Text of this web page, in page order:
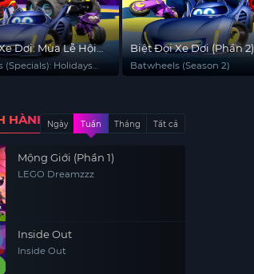
Dơi: Mùa Lễ Hội
(Specials): Holidays
Biệt Đội Xe Dơi (Phần 2)
Batwheels (Season 2)
HÀNHNgày Tuần Tháng Tất cả
Mộng Giới (Phần 1)
LEGO Dreamzzz
Inside Out
Inside Out